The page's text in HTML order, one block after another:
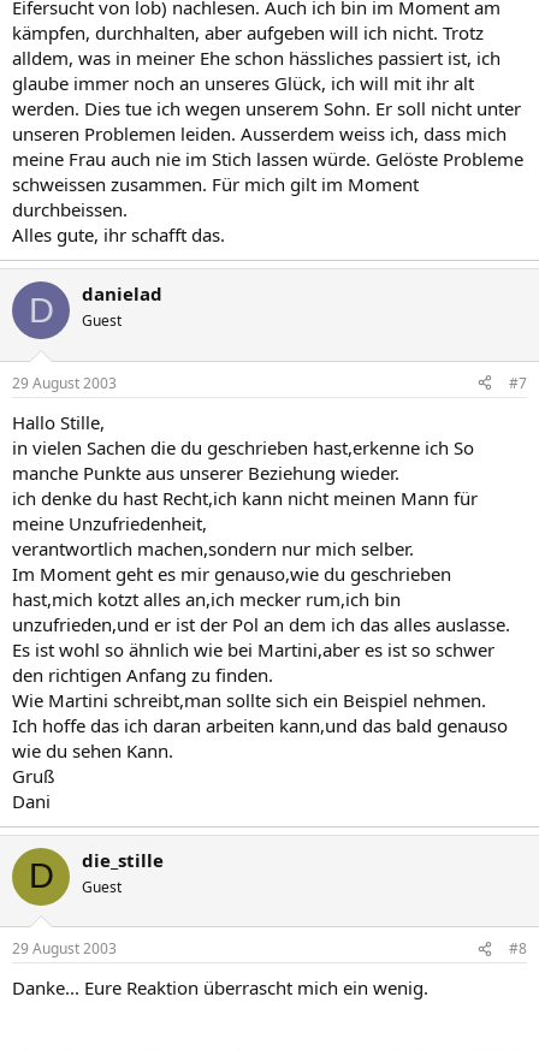
Eifersucht von lob) nachlesen. Auch ich bin im Moment am
kämpfen, durchhalten, aber aufgeben will ich nicht. Trotz
alldem, was in meiner Ehe schon hässliches passiert ist, ich
glaube immer noch an unseres Glück, ich will mit ihr alt
werden. Dies tue ich wegen unserem Sohn. Er soll nicht unter
unseren Problemen leiden. Ausserdem weiss ich, dass mich
meine Frau auch nie im Stich lassen würde. Gelöste Probleme
schweissen zusammen. Für mich gilt im Moment
durchbeissen.
Alles gute, ihr schafft das.
D danielad
Guest
29 August 2003 #7
Hallo Stille,
in vielen Sachen die du geschrieben hast,erkenne ich So
manche Punkte aus unserer Beziehung wieder.
ich denke du hast Recht,ich kann nicht meinen Mann für
meine Unzufriedenheit,
verantwortlich machen,sondern nur mich selber.
Im Moment geht es mir genauso,wie du geschrieben
hast,mich kotzt alles an,ich mecker rum,ich bin
unzufrieden,und er ist der Pol an dem ich das alles auslasse.
Es ist wohl so ähnlich wie bei Martini,aber es ist so schwer
den richtigen Anfang zu finden.
Wie Martini schreibt,man sollte sich ein Beispiel nehmen.
Ich hoffe das ich daran arbeiten kann,und das bald genauso
wie du sehen Kann.
Gruß
Dani
D die_stille
Guest
29 August 2003 #8
Danke... Eure Reaktion überrascht mich ein wenig.